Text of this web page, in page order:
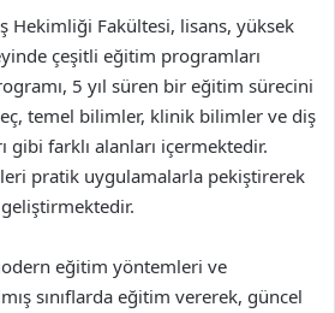
Hekimliği Fakültesi, lisans, yüksek
çeşitli eğitim programları
5 yıl süren bir eğitim sürecini
temel bilimler, klinik bilimler ve diş
gibi farklı alanları içermektedir.
pratik uygulamalarla pekiştirerek
eğitim yöntemleri ve
sınıflarda eğitim vererek, güncel